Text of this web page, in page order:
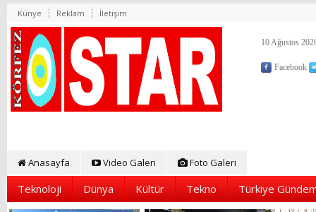
Künye Reklam İletişim
10 Ağustos
Facebook
Anasayfa Video Galeri Foto Galeri
Teknoloji Dünya Kültür Tekno Türkiye